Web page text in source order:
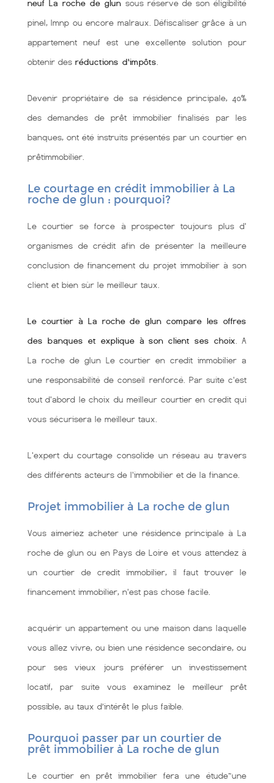
neuf La roche de glun sous réserve de son éligibilité
pinel, lmnp ou encore malraux. Défiscaliser grâce à un
appartement neuf est une excellente solution pour
obtenir des réductions d'impôts
Devenir propriétaire de sa résidence principale, 40%
des demandes de prêt immobilier finalisés par les
banques, ont été instruits présentés par un courtier en
prêtimmobilier.
Le courtage en crédit immobilier à La
roche de glun : pourquoi?
Le courtier se force à prospecter toujours plus d'
organismes de crédit afin de présenter la meilleure
conclusion de financement du projet immobilier à son
client et bien sùr le meilleur taux.
Le courtier à La roche de glun compare les offres
des banques et explique à son client ses choix . A
La roche de glun Le courtier en credit immobilier a
une responsabilité de conseil renforcé. Par suite c'est
tout d'abord le choix du meilleur courtier en credit qui
vous sécurisera le meilleur taux.
L'expert du courtage consolide un réseau au travers
des différents acteurs de l'immobilier et de la finance.
Projet immobilier à La roche de glun
Vous aimeriez acheter une résidence principale à La
roche de glun ou en Pays de Loire et vous attendez à
un courtier de credit immobilier, il faut trouver le
financement immobilier, n'est pas chose facile.
acquérir un appartement ou une maison dans laquelle
vous allez vivre, ou bien une résidence secondaire, ou
pour ses vieux jours préférer un investissement
locatif, par suite vous examinez le meilleur prêt
possible, au taux d’intérêt le plus faible.
Pourquoi passer par un courtier de
prêt immobilier à La roche de glun
Le courtier en prêt immobilier fera une étude~une